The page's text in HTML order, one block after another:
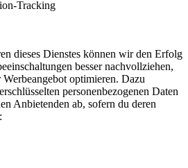
Tracking
dieses Dienstes können wir den Erfolg
besser nachvollziehen,
Werbeangebot optimieren. Dazu
personenbezogenen Daten
Anbietenden ab, sofern du deren